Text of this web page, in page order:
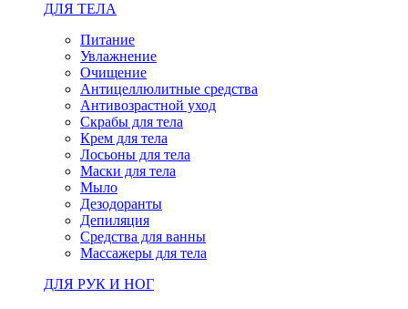
ДЛЯ ТЕЛА
Питание
Увлажнение
Очищение
Антицеллюлитные средства
Антивозрастной уход
Скрабы для тела
Крем для тела
Лосьоны для тела
Маски для тела
Мыло
Дезодоранты
Депиляция
Средства для ванны
Массажеры для тела
ДЛЯ РУК И НОГ